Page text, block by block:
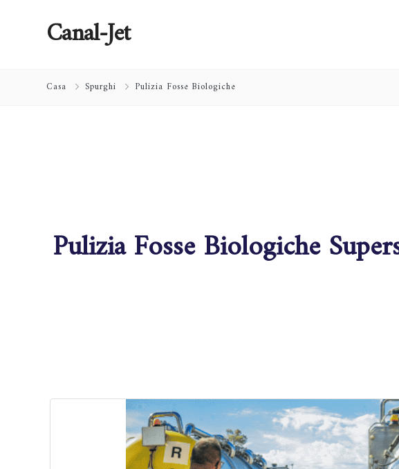
Canal-Jet
Casa Spurghi Pulizia Fosse Biologiche
Pulizia Fosse Biologiche